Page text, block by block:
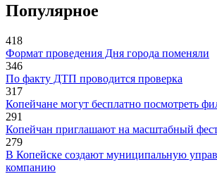
Популярное
418
Формат проведения Дня города поменяли
346
По факту ДТП проводится проверка
317
Копейчане могут бесплатно посмотреть
291
Копейчан приглашают на масштабный
279
В Копейске создают муниципальную
компанию